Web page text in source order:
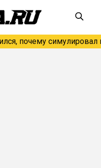
почему симулировал